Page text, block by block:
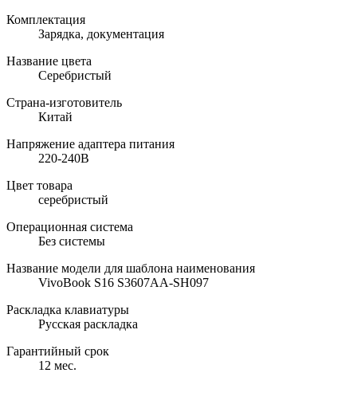
Комплектация
Зарядка, документация
Название цвета
Серебристый
Страна-изготовитель
Китай
Напряжение адаптера питания
220-240В
Цвет товара
серебристый
Операционная система
Без системы
Название модели для шаблона наименования
VivoBook S16 S3607AA-SH097
Раскладка клавиатуры
Русская раскладка
Гарантийный срок
12 мес.